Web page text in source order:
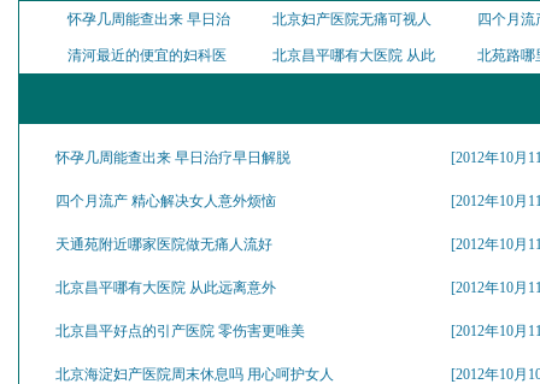
怀孕几周能查出来 早日治 北京妇产医院无痛可视人 四个月
清河最近的便宜的妇科医 北京昌平哪有大医院 从此 北苑路哪
[2012年10月
怀孕几周能查出来 早日治疗早日解脱
[2012年10月
四个月流产 精心解决女人意外烦恼
[2012年10月
天通苑附近哪家医院做无痛人流好
[2012年10月
北京昌平哪有大医院 从此远离意外
[2012年10月
北京昌平好点的引产医院 零伤害更唯美
[2012年10月
北京海淀妇产医院周末休息吗 用心呵护女人